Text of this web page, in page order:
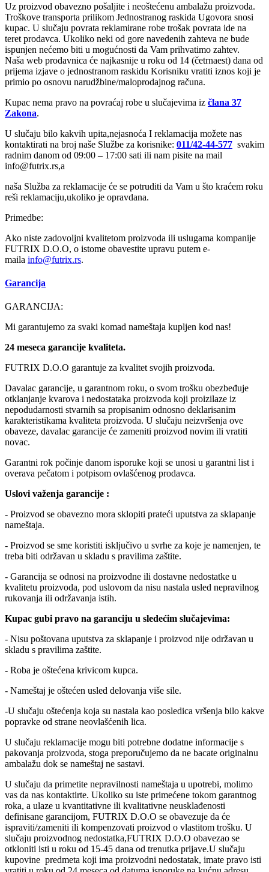
Uz proizvod obavezno pošaljite i neoštećenu ambalažu proizvoda.
Troškove transporta prilikom Jednostranog raskida Ugovora snosi
kupac. U slučaju povrata reklamirane robe trošak povrata ide na
teret prodavca. Ukoliko neki od gore navedenih zahteva ne bude
ispunjen nećemo biti u mogućnosti da Vam prihvatimo zahtev.
Naša web prodavnica će najkasnije u roku od 14 (četrnaest) dana od
prijema izjave o jednostranom raskidu Korisniku vratiti iznos koji je
primio po osnovu narudžbine/maloprodajnog računa.
Kupac nema pravo na povraćaj robe u slučajevima iz člana 37
Zakona.
U slučaju bilo kakvih upita,nejasnoća I reklamacija možete nas
kontaktirati na broj naše Službe za korisnike: 011/42-44-577 svakim
radnim danom od 09:00 – 17:00 sati ili nam pisite na mail
info@futrix.rs,a
naša Služba za reklamacije će se potruditi da Vam u što kraćem roku
reši reklamaciju,ukoliko je opravdana.
Primedbe:
Ako niste zadovoljni kvalitetom proizvoda ili uslugama kompanije
FUTRIX D.O.O, o istome obavestite upravu putem e-
maila info@futrix.rs.
Garancija
GARANCIJA:
Mi garantujemo za svaki komad nameštaja kupljen kod nas!
24 meseca garancije kvaliteta.
FUTRIX D.O.O garantuje za kvalitet svojih proizvoda.
Davalac garancije, u garantnom roku, o svom trošku obezbeđuje
otklanjanje kvarova i nedostataka proizvoda koji proizilaze iz
nepodudarnosti stvarnih sa propisanim odnosno deklarisanim
karakteristikama kvaliteta proizvoda. U slučaju neizvršenja ove
obaveze, davalac garancije će zameniti proizvod novim ili vratiti
novac.
Garantni rok počinje danom isporuke koji se unosi u garantni list i
overava pečatom i potpisom ovlašćenog prodavca.
Uslovi važenja garancije :
- Proizvod se obavezno mora sklopiti prateći uputstva za sklapanje
nameštaja.
- Proizvod se sme koristiti isključivo u svrhe za koje je namenjen, te
treba biti održavan u skladu s pravilima zaštite.
- Garancija se odnosi na proizvodne ili dostavne nedostatke u
kvalitetu proizvoda, pod uslovom da nisu nastala usled nepravilnog
rukovanja ili održavanja istih.
Kupac gubi pravo na garanciju u sledećim slučajevima:
- Nisu poštovana uputstva za sklapanje i proizvod nije održavan u
skladu s pravilima zaštite.
- Roba je oštećena krivicom kupca.
- Nameštaj je oštećen usled delovanja više sile.
-U slučaju oštećenja koja su nastala kao posledica vršenja bilo kakve
popravke od strane neovlašćenih lica.
U slučaju reklamacije mogu biti potrebne dodatne informacije s
pakovanja proizvoda, stoga preporučujemo da ne bacate originalnu
ambalažu dok se nameštaj ne sastavi.
U slučaju da primetite nepravilnosti nameštaja u upotrebi, molimo
vas da nas kontaktirte. Ukoliko su iste primećene tokom garantnog
roka, a ulaze u kvantitativne ili kvalitativne neusklađenosti
definisane garancijom, FUTRIX D.O.O se obavezuje da će
ispraviti/zameniti ili kompenzovati proizvod o vlastitom trošku. U
slučaju proizvodnog nedostatka,FUTRIX D.O.O obavezao se
otkloniti isti u roku od 15-45 dana od trenutka prijave.U slučaju
kupovine predmeta koji ima proizvodni nedostatak, imate pravo isti